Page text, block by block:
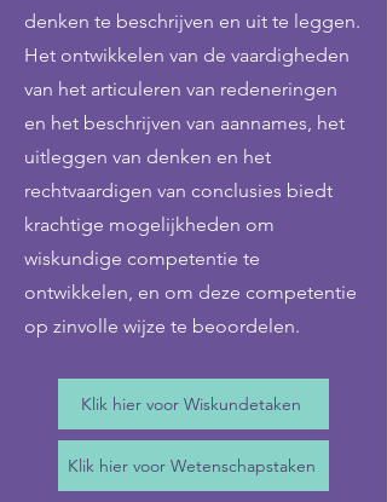
denken te beschrijven en uit te leggen.
Het ontwikkelen van de vaardigheden
van het articuleren van redeneringen
en het beschrijven van aannames, het
uitleggen van denken en het
rechtvaardigen van conclusies biedt
krachtige mogelijkheden om
wiskundige competentie te
ontwikkelen, en om deze competentie
op zinvolle wijze te beoordelen.
Klik hier voor Wiskundetaken
Klik hier voor Wetenschapstaken